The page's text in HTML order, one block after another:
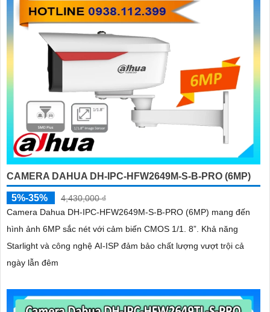
CAMERA DAHUA DH-IPC-HFW2649M-S-B-PRO (6MP)
5%-35%
4,430,000 ₫
Camera Dahua DH-IPC-HFW2649M-S-B-PRO (6MP) mang đến
hình ảnh 6MP sắc nét với cảm biến CMOS 1/1. 8”. Khả năng
Starlight và công nghệ AI-ISP đảm bảo chất lượng vượt trội cả
ngày lẫn đêm